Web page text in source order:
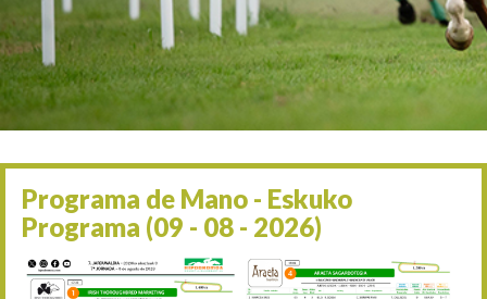
06/09 17:30 Irailaren 6a / 6 de
13/09 17:30 Irailaren 13a / 13 de
30/09 11:30 Irailaren 30a / 30 de
11/06 11:30
05/07 11:30 Uztailaren 5a / 5 de julio
12/07 11:30 Uztailaren 12a / 12 de
Programa de Mano - Eskuko
Programa (09 - 08 - 2026)